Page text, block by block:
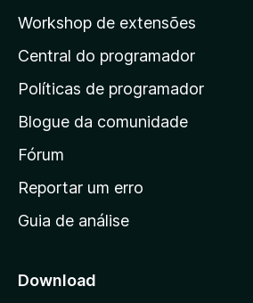
á
g
i
a
i
n
c
a
Workshop de extensões
Central do programador
Políticas de programador
Blogue da comunidade
Fórum
Reportar um erro
Guia de análise
Download